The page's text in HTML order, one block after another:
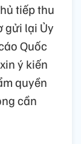
tiếp thu
gửi lại Ủy
Quốc
ý kiến
quyền
cần